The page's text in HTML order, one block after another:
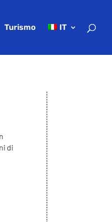
Turismo IT
di